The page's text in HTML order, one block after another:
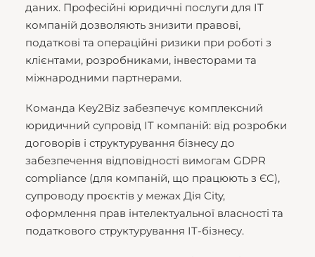
даних. Професійні юридичні послуги для IT
компаній дозволяють знизити правові,
податкові та операційні ризики при роботі з
клієнтами, розробниками, інвесторами та
міжнародними партнерами.
Команда Key2Biz забезпечує комплексний
юридичний супровід IT компаній: від розробки
договорів і структурування бізнесу до
забезпечення відповідності вимогам GDPR
compliance (для компаній, що працюють з ЄС),
супроводу проєктів у межах Дія City,
оформлення прав інтелектуальної власності та
податкового структурування IT-бізнесу.